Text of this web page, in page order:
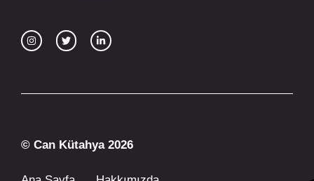
© Can Kütahya 2026